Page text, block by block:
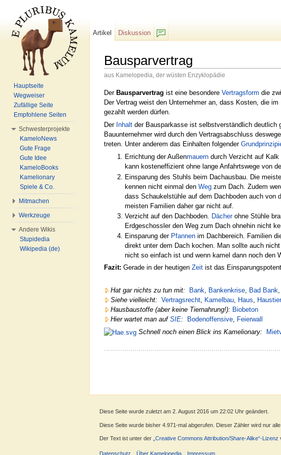
Bausparvertrag
aus Kamelopedia, der wüsten Enzyklopädie
Der Bausparvertrag ist eine besondere Vertragsform die
Der Vertrag weist den Unternehmer an, dass Kosten, die
gezahlt werden dürfen.
Der Inhalt der Bausparkasse ist selbstverständlich deutlich
Bauunternehmer wird durch den Vertragsabschluss
treten. Unter anderem das Einhalten folgender
Errichtung der Außenmauerndurch Verzicht auf Kalk
kann kosteneffizient ohne lange Anfahrtswege von
Einsparung des Stuhls beim Dachausbau. Die
kennen nicht einmal den Wegzum Dach. Zudem
dass Schaukelstühle auf dem Dachboden auch von
meisten Familien daher gar nicht auf.
Verzicht auf den Dachboden.
Dächerohne Stühle
Erdgeschossler den Weg zum Dach ohnehin nicht
Einsparung der Pfannenim Dachbereich. Familien
direkt unter dem Dach kochen. Man sollte auch
nicht so einfach ist und wenn kamel dann noch den
Fazit: Gerade in der heutigen Zeit ist das
Hat gar nichts zu tun mit: Bank Bankenkrise Bad Bank
Siehe vielleicht: Vertragsrecht Kamelbau Haus Haustier
Hausbaustoffe (aber keine Tiernahrung!): Biobeton
Hier wartet man auf SIE: Bodenoffensive Feierwall
Schnell noch einen Blick ins Kamelionary:
Artikel
Diskussion
Hauptseite
Wegweiser
Zufällige Seite
Empfohlene Seiten
Schwesterprojekte
KameloNews
Gute Frage
Gute Idee
KameloBooks
Kamelionary
Spiele & Co.
Mitmachen
Werkzeuge
Andere Wikis
Stupidedia
Wikipedia (de)
Diese Seite wurde zuletzt am 2. August 2016 um 22:02 Uhr geändert.
Diese Seite wurde bisher 4.971-mal abgerufen. Dieser Zähler wird nur
Der Text ist unter der „Creative Commons Attribution/Share-Alike“-Lizenz
Datenschutz Über Kamelopedia Impressum